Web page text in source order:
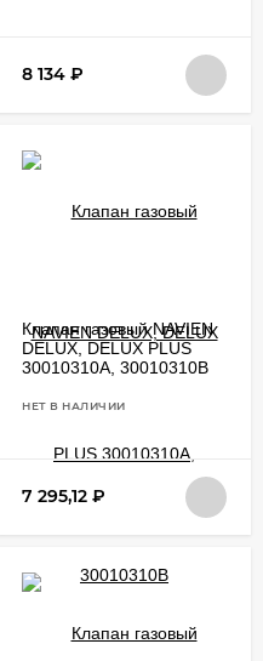
8 134 ₽
Клапан газовый NAVIEN
DELUX, DELUX PLUS
30010310A, 30010310B
НЕТ В НАЛИЧИИ
7 295,12 ₽